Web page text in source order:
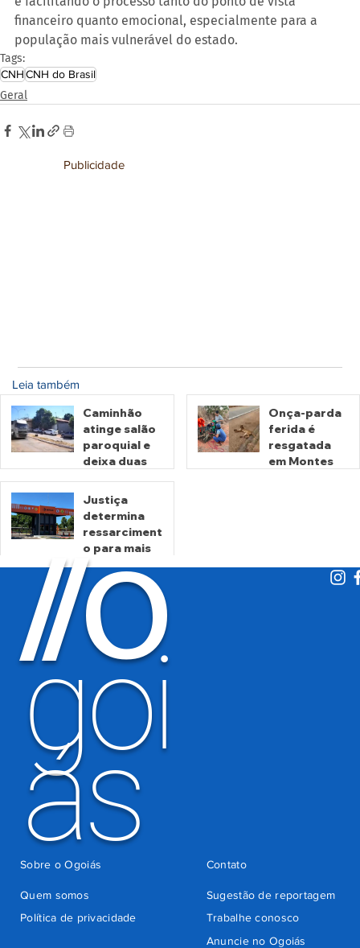
financeiro quanto emocional, especialmente para a
população mais vulnerável do estado.
Tags:
CNHCNH do Brasil
Geral
Publicidade
Leia também
Caminhão
atinge salão
paroquial e
deixa duas
mortas em
Crixás
há 18 horas
Onça-parda
ferida é
resgatada
em Montes
Justiça
determina
ressarciment
o para mais
de 600 mil
motoristas
por
cobrança
indevida do
Detran-GO
há 4 dias
//O
goi
ás
Quem somos
Sugestão de reportagem
Trabalhe conosco
Política de privacidade
Anuncie no Ogoiás
Contato
Sobre o Ogoiás